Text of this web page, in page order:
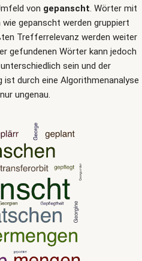
von gepanscht. Wörter mit
gepanscht werden gruppiert
Trefferrelevanz werden weiter
gefundenen Wörter kann jedoch
sein und der
durch eine Algorithmenanalyse
ungenau.